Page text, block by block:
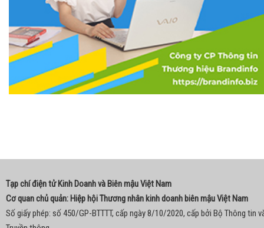
Tạp chí điện tử Kinh Doanh và Biên mậu Việt Nam
Cơ quan chủ quản: Hiệp hội Thương nhân kinh doanh biên mậu Việt Nam
Số giấy phép: số 450/GP-BTTTT, cấp ngày 8/10/2020, cấp bởi Bộ Thông tin